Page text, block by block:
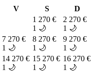
V S
D
1 270 €
1 🌙
2 270 €
1 🌙
7 270 €
1 🌙
8 270 €
1 🌙
9 270 €
1 🌙
14 270 €
1 🌙
15 270 €
1 🌙
16 270 €
1 🌙